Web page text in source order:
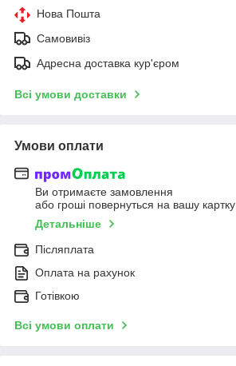
Нова Пошта
Самовивіз
Адресна доставка кур'єром
Всі умови доставки
Умови оплати
Ви отримаєте замовлення
або гроші повернуться на вашу картку
Детальніше
Післяплата
Оплата на рахунок
Готівкою
Всі умови оплати